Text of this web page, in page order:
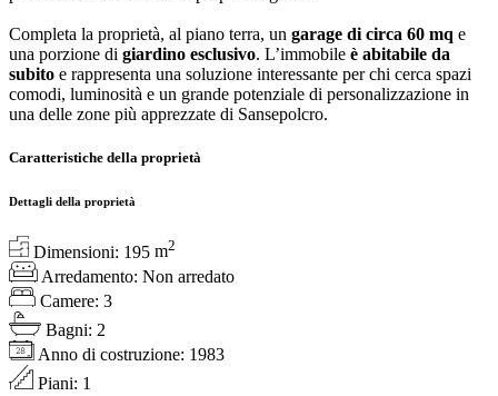
Completa la proprietà, al piano terra, un garage di circa 60 mq e
una porzione di giardino esclusivo. L’immobile è abitabile da
subito e rappresenta una soluzione interessante per chi cerca spazi
comodi, luminosità e un grande potenziale di personalizzazione in
una delle zone più apprezzate di Sansepolcro.
Caratteristiche della proprietà
Dettagli della proprietà
Dimensioni: 195m2
Arredamento: Non arredato
Camere:3
Bagni: 2
Anno di costruzione: 1983
Piani: 1